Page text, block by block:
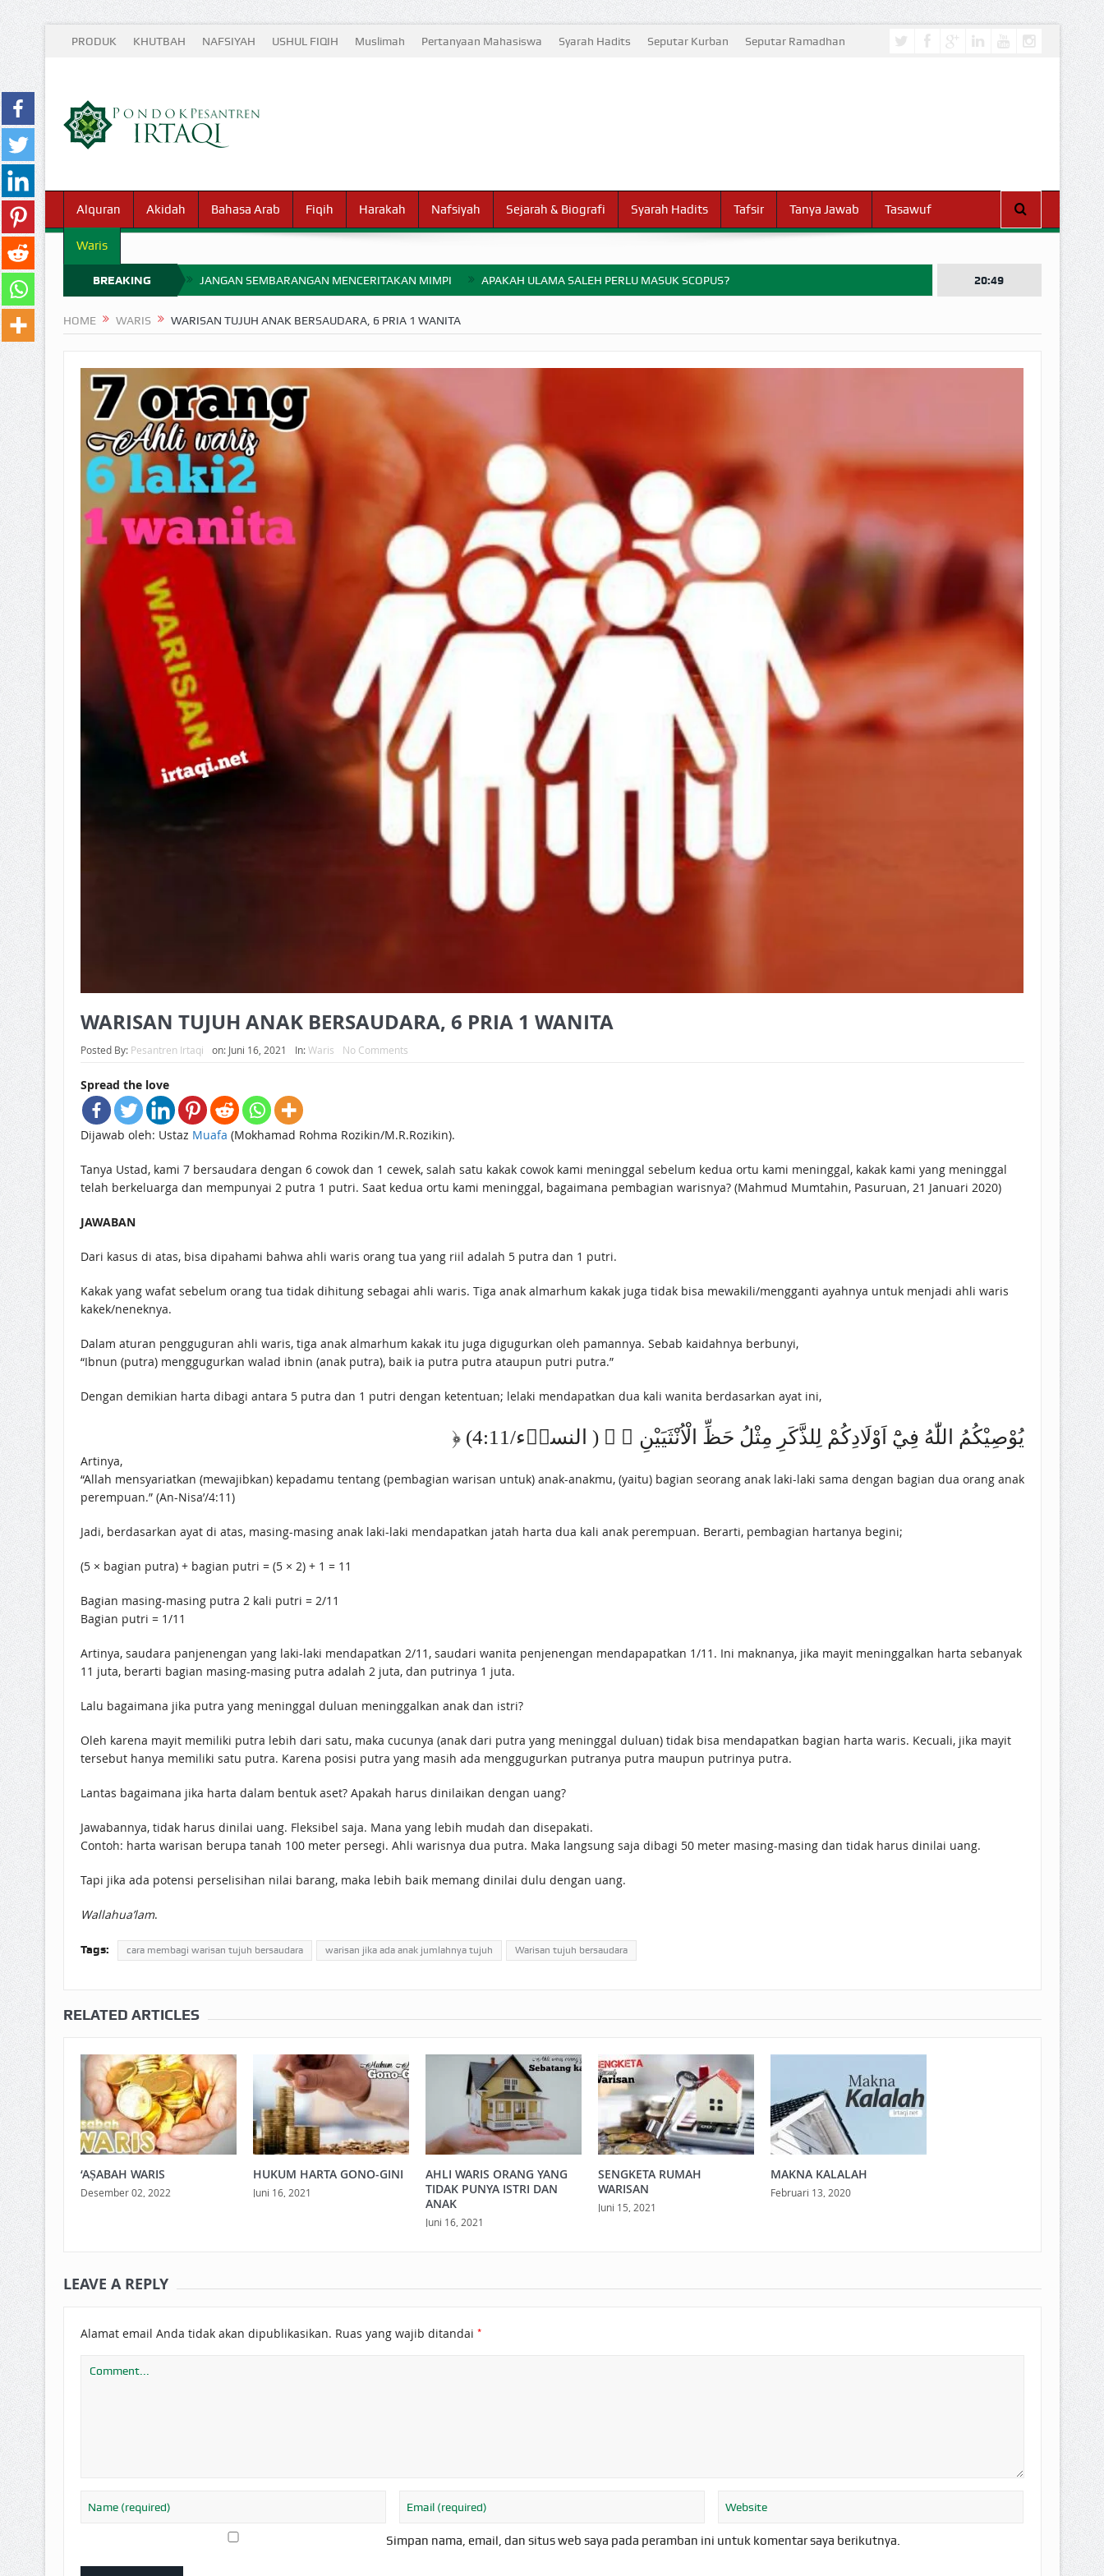
PRODUK KHUTBAH NAFSIYAH USHUL FIQIH Muslimah Pertanyaan Mahasiswa Syarah Hadits Seputar Kurban Seputar Ramadhan
Alquran Akidah Bahasa Arab Fiqih Harakah Nafsiyah Sejarah & Biografi Syarah Hadits Tafsir Tanya Jawab Tasawuf
Waris
BREAKING
NEWS
JANGAN SEMBARANGAN MENCERITAKAN MIMPI APAKAH ULAMA SALEH PERLU MASUK SCOPUS?
BAGAIMANA CARA MEMBAYAR ZAKAT UANG?
ISTIDLAL BATIL VS ISTIDLAL SYAR’I BAHASA CINTA KARENA ALLAH
HUKUM MEMBAYAR ZAKAT KEPADA KERABAT SENDIRI
20:49
HOME WARIS WARISAN TUJUH ANAK BERSAUDARA, 6 PRIA 1 WANITA
WARISAN TUJUH ANAK BERSAUDARA, 6 PRIA 1 WANITA
Posted By: Pesantren Irtaqi on: Juni 16, 2021 In:Waris No Comments
Spread the love
Dijawab oleh: Ustaz Muafa (Mokhamad Rohma Rozikin/M.R.Rozikin).
Tanya Ustad, kami 7 bersaudara dengan 6 cowok dan 1 cewek, salah satu kakak cowok kami meninggal sebelum kedua ortu kami meninggal, kakak kami yang meninggal
telah berkeluarga dan mempunyai 2 putra 1 putri. Saat kedua ortu kami meninggal, bagaimana pembagian warisnya? (Mahmud Mumtahin, Pasuruan, 21 Januari 2020)
JAWABAN
Dari kasus di atas, bisa dipahami bahwa ahli waris orang tua yang riil adalah 5 putra dan 1 putri.
Kakak yang wafat sebelum orang tua tidak dihitung sebagai ahli waris. Tiga anak almarhum kakak juga tidak bisa mewakili/mengganti ayahnya untuk menjadi ahli waris
kakek/neneknya.
Dalam aturan pengguguran ahli waris, tiga anak almarhum kakak itu juga digugurkan oleh pamannya. Sebab kaidahnya berbunyi,
“Ibnun (putra) menggugurkan walad ibnin (anak putra), baik ia putra putra ataupun putri putra.”
Dengan demikian harta dibagi antara 5 putra dan 1 putri dengan ketentuan; lelaki mendapatkan dua kali wanita berdasarkan ayat ini,
﴿ يُوْصِيْكُمُ اللّٰهُ فِيْٓ اَوْلَادِكُمْ لِلذَّكَرِ مِثْلُ حَظِّ الْاُنْثَيَيْنِ ۚ ﴾ ( النساۤء/4:11)
Artinya,
“Allah mensyariatkan (mewajibkan) kepadamu tentang (pembagian warisan untuk) anak-anakmu, (yaitu) bagian seorang anak laki-laki sama dengan bagian dua orang anak
perempuan.” (An-Nisa’/4:11)
Jadi, berdasarkan ayat di atas, masing-masing anak laki-laki mendapatkan jatah harta dua kali anak perempuan. Berarti, pembagian hartanya begini;
(5 × bagian putra) + bagian putri = (5 × 2) + 1 = 11
Bagian masing-masing putra 2 kali putri = 2/11
Bagian putri = 1/11
Artinya, saudara panjenengan yang laki-laki mendapatkan 2/11, saudari wanita penjenengan mendapapatkan 1/11. Ini maknanya, jika mayit meninggalkan harta sebanyak
11 juta, berarti bagian masing-masing putra adalah 2 juta, dan putrinya 1 juta.
Lalu bagaimana jika putra yang meninggal duluan meninggalkan anak dan istri?
Oleh karena mayit memiliki putra lebih dari satu, maka cucunya (anak dari putra yang meninggal duluan) tidak bisa mendapatkan bagian harta waris. Kecuali, jika mayit
tersebut hanya memiliki satu putra. Karena posisi putra yang masih ada menggugurkan putranya putra maupun putrinya putra.
Lantas bagaimana jika harta dalam bentuk aset? Apakah harus dinilaikan dengan uang?
Jawabannya, tidak harus dinilai uang. Fleksibel saja. Mana yang lebih mudah dan disepakati.
Contoh: harta warisan berupa tanah 100 meter persegi. Ahli warisnya dua putra. Maka langsung saja dibagi 50 meter masing-masing dan tidak harus dinilai uang.
Tapi jika ada potensi perselisihan nilai barang, maka lebih baik memang dinilai dulu dengan uang.
Wallahua’lam.
Tags: cara membagi warisan tujuh bersaudara warisan jika ada anak jumlahnya tujuh Warisan tujuh bersaudara
RELATED ARTICLES
‘AṢABAH WARIS
Desember 02, 2022
HUKUM HARTA GONO-GINI
Juni 16, 2021
AHLI WARIS ORANG YANG
TIDAK PUNYA ISTRI DAN
ANAK
Juni 16, 2021
SENGKETA RUMAH
WARISAN
Juni 15, 2021
MAKNA KALALAH
Februari 13, 2020
LEAVE A REPLY
Alamat email Anda tidak akan dipublikasikan. Ruas yang wajib ditandai *
Simpan nama, email, dan situs web saya pada peramban ini untuk komentar saya berikutnya.